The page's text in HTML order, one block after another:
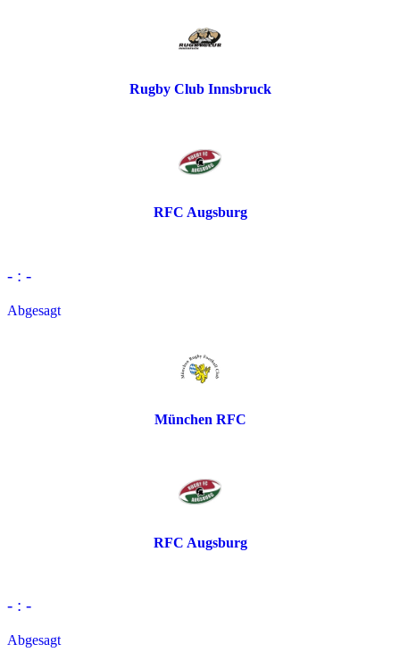
Rugby Club Innsbruck
RFC Augsburg
- : -
Abgesagt
München RFC
RFC Augsburg
- : -
Abgesagt